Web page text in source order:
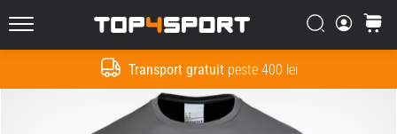
Transport gratuitpeste 400 lei
Top4Sport.ro Căutare
Cos